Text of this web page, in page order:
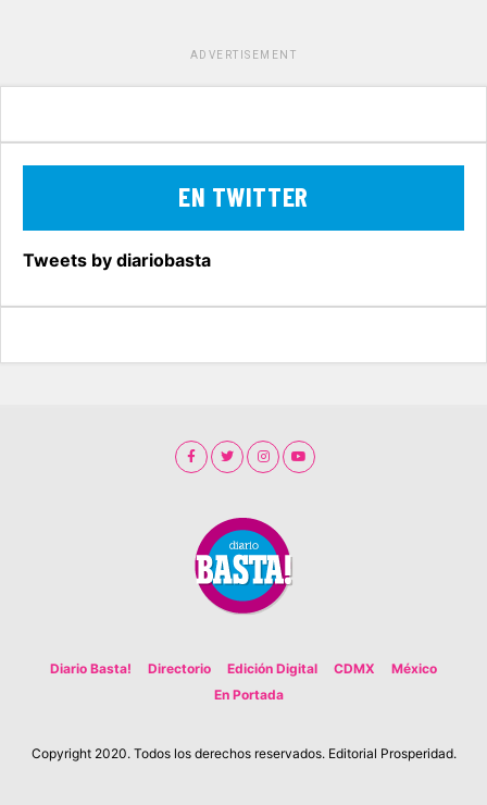
ADVERTISEMENT
EN TWITTER
Tweets by diariobasta
Diario Basta! Directorio Edición Digital CDMX
México
En Portada
Copyright 2020. Todos los derechos reservados. Editorial Prosperidad.